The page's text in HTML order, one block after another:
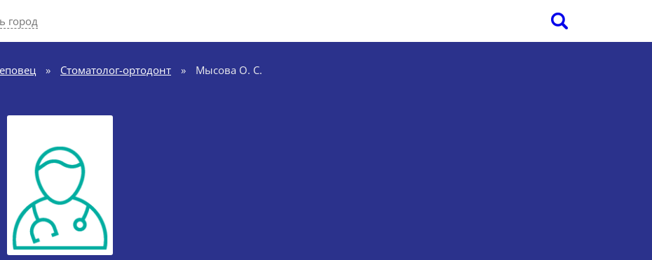
город
» Стоматолог-ортодонт » Мысова О. С.